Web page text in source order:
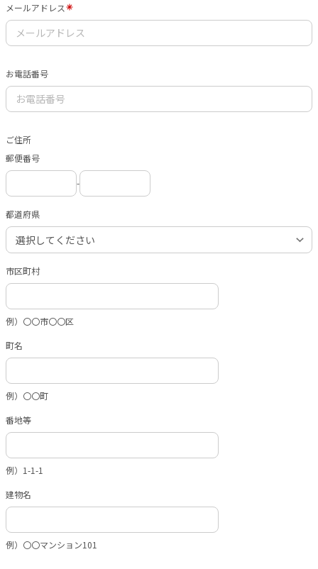
メールアドレス
お電話番号
ご住所
郵便番号
-
都道府県
市区町村
例）〇〇市〇〇区
町名
例）〇〇町
番地等
例）1-1-1
建物名
例）〇〇マンション101